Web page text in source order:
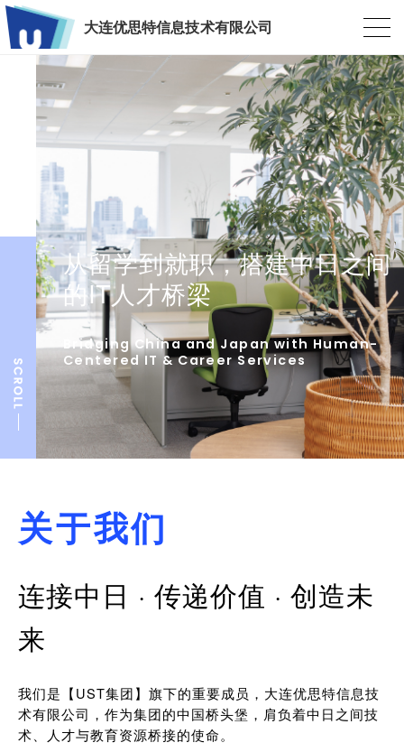
大连优思特信息技术有限公司
从留学到就职，搭建中日之间
的IT人才桥梁
Bridging China and Japan with Human-
Centered IT & Career Services
关于我们
连接中日 · 传递价值 · 创造未
来
我们是【UST集团】旗下的重要成员，大连优思特信息技
术有限公司，作为集团的中国桥头堡，肩负着中日之间技
术、人才与教育资源桥接的使命。